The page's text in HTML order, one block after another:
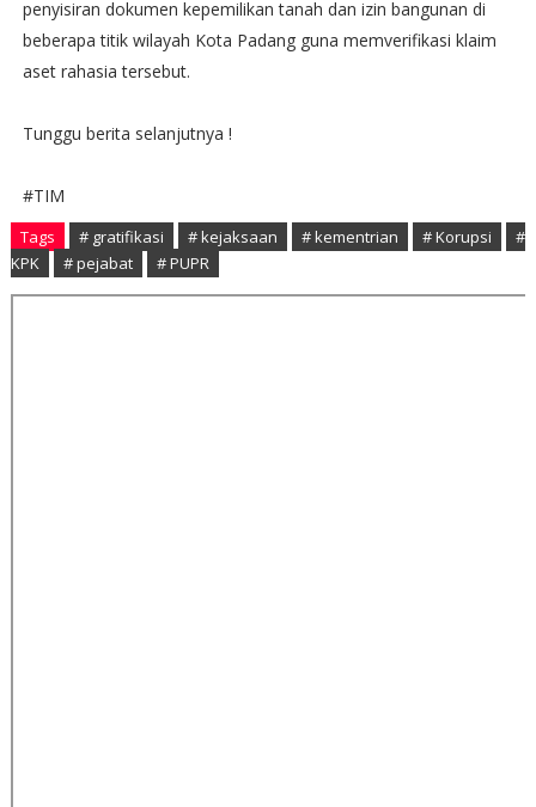
penyisiran dokumen kepemilikan tanah dan izin bangunan di
beberapa titik wilayah Kota Padang guna memverifikasi klaim
aset rahasia tersebut.
Tunggu berita selanjutnya !
#TIM
Tags # gratifikasi # kejaksaan # kementrian # Korupsi
#
KPK
# pejabat # PUPR